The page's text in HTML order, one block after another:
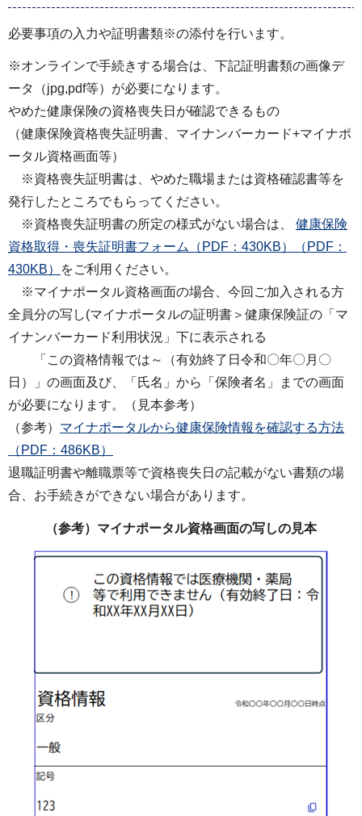
必要事項の入力や証明書類※の添付を行います。
※オンラインで手続きする場合は、下記証明書類の画像デ
ータ（jpg,pdf等）が必要になります。
やめた健康保険の資格喪失日が確認できるもの
（健康保険資格喪失証明書、マイナンバーカード+マイナポ
ータル資格画面等）
※資格喪失証明書は、やめた職場または資格確認書等を
発行したところでもらってください。
※資格喪失証明書の所定の様式がない場合は、 健康保険
資格取得・喪失証明書フォーム（PDF：430KB）（PDF：
430KB）
をご利用ください。
※マイナポータル資格画面の場合、今回ご加入される方
全員分の写し(マイナポータルの証明書＞健康保険証の「マ
イナンバーカード利用状況」下に表示される
「この資格情報では～（有効終了日令和〇年〇月〇
日）」の画面及び、「氏名」から「保険者名」までの画面
が必要になります。（見本参考）
（参考） マイナポータルから健康保険情報を確認する方法
（PDF：486KB）
退職証明書や離職票等で資格喪失日の記載がない書類の場
合、お手続きができない場合があります。
（参考）マイナポータル資格画面の写しの見本